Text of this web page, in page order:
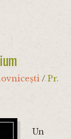
/Pr.
Un